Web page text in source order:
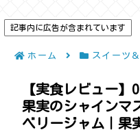
記事内に広告が含まれています
ホーム スイーツ
【実食レビュー
果実のシャインマ
ベリージャム｜果